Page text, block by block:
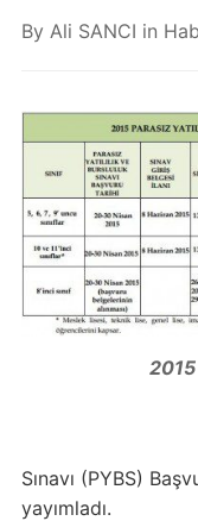
By Ali SANCI in
Sınavı (PYBS)
yayımladı.